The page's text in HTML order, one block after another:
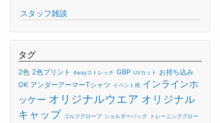
スタッフ雑談
タグ
2色 2色プリント 4wayストレッチ GBP UVカット
お持ち込み
OK アンダーアーマーTシャツ イベント用
インラインホ
ッケー オリジナルウエア オリジナル
キャップ ゴルフグローブ ショルダーバック トレーニンググロー